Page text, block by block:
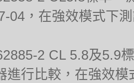
04，在強效模式下
2 CL 5.8及5.9
行比較，在強效模